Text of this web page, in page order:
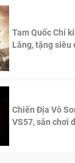
Tam Quốc Chí
Lăng, tặng siêu
Chiến Địa Vô
VS57, sân chơi